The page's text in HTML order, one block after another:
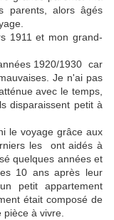
parents, alors âgés
1911 et mon grand-
1920/1930 car
Je n'ai pas
avec le temps,
disparaissent petit à
le voyage grâce aux
les ont aidés à
quelques années et
10 ans après leur
petit appartement
était composé de
à vivre.